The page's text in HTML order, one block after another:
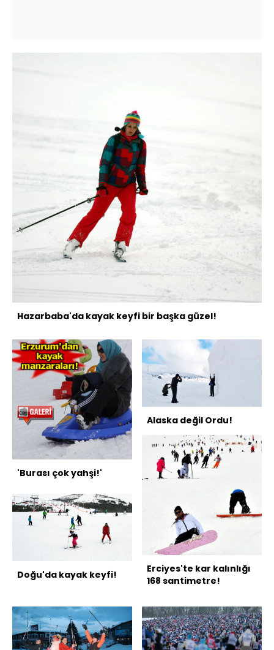
Hazarbaba'da kayak keyfi bir başka güzel!
'Burası çok yahşi!'
Doğu'da kayak keyfi!
Alaska değil Ordu!
Erciyes'te kar kalınlığı
168 santimetre!